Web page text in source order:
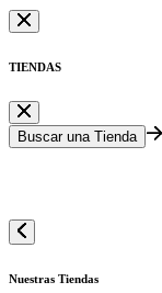
TIENDAS
Buscar una Tienda
Nuestras Tiendas